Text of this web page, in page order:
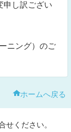
申し訳ござい
ニング）のご
ホームへ戻る
せください。